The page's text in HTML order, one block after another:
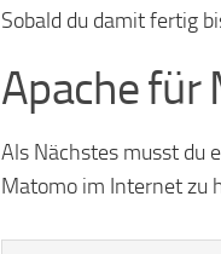
Sobald du damit fertig
Apache für
Als Nächstes musst du
Matomo im Internet zu